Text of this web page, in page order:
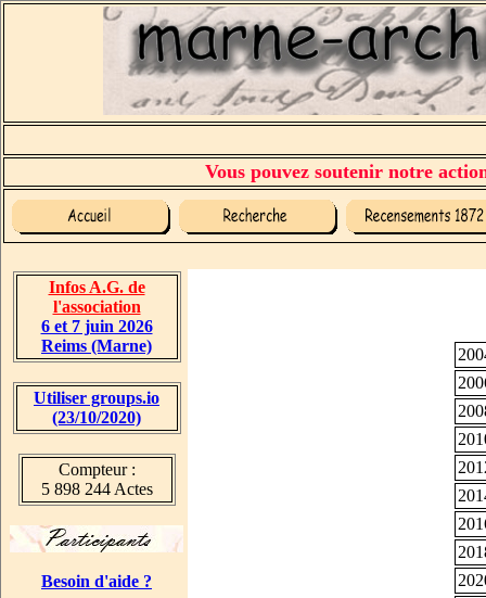
Vous pouvez soutenir notre
Infos A.G. de
l'association
6 et 7 juin 2026
Reims (Marne)
Utiliser groups.io
(23/10/2020)
Compteur :
5 898 244 Actes
Besoin d'aide ?